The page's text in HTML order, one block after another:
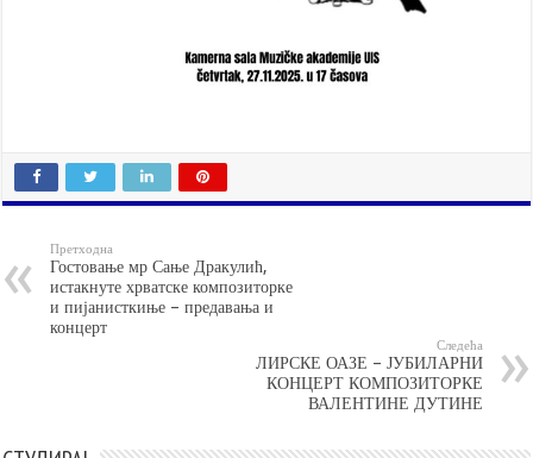
Претходна
Гостовање мр Сање Дракулић,
истакнуте хрватске композиторке
и пијанисткиње – предавања и
концерт
Следећа
ЛИРСКЕ ОАЗЕ – ЈУБИЛАРНИ
КОНЦЕРТ КОМПОЗИТОРКЕ
ВАЛЕНТИНЕ ДУТИНЕ